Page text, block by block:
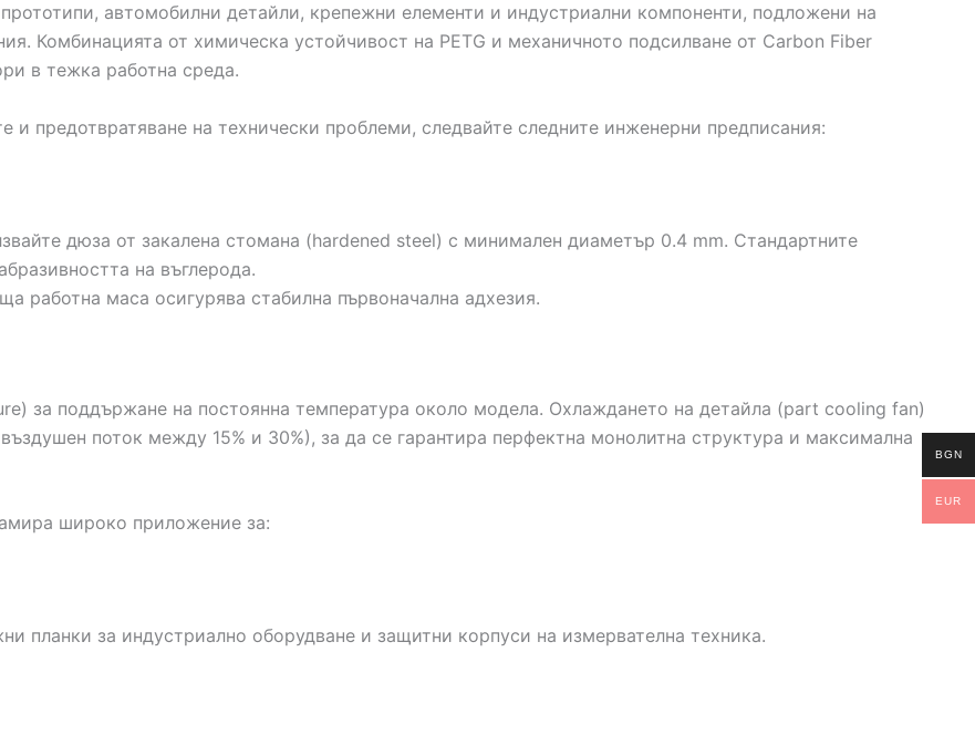
автомобилни детайли, крепежни елементи и индустриални компоненти, подложени на
Комбинацията от химическа устойчивост на PETG и механичното подсилване от Carbon Fiber
в тежка работна среда.
предотвратяване на технически проблеми, следвайте следните инженерни предписания:
дюза от закалена стомана (hardened steel) с минимален диаметър 0.4 mm. Стандартните
на въглерода.
работна маса осигурява стабилна първоначална адхезия.
за поддържане на постоянна температура около модела. Охлаждането на детайла (part cooling fan)
поток между 15% и 30%), за да се гарантира перфектна монолитна структура и максимална
широко приложение за:
планки за индустриално оборудване и защитни корпуси на измервателна техника.
BGN
EUR